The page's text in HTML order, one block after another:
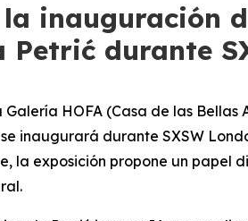
inauguración
durante
Galería HOFA (Casa de las
inaugurará durante SXSW
la exposición propone un papel